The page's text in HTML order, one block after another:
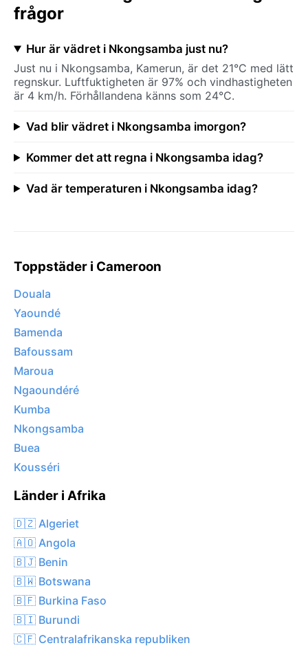
frågor
Hur är vädret i Nkongsamba just nu?
Just nu i Nkongsamba, Kamerun, är det 21°C med lätt
regnskur. Luftfuktigheten är 97% och vindhastigheten
är 4 km/h. Förhållandena känns som 24°C.
Vad blir vädret i Nkongsamba imorgon?
Kommer det att regna i Nkongsamba idag?
Vad är temperaturen i Nkongsamba idag?
Toppstäder i Cameroon
Douala
Yaoundé
Bamenda
Bafoussam
Maroua
Ngaoundéré
Kumba
Nkongsamba
Buea
Kousséri
Länder i Afrika
🇩🇿 Algeriet
🇦🇴 Angola
🇧🇯 Benin
🇧🇼 Botswana
🇧🇫 Burkina Faso
🇧🇮 Burundi
🇨🇫 Centralafrikanska republiken